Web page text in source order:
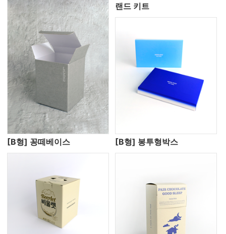
[B형] 꽁떼베이스
랜드 키트
[B형] 봉투형박스